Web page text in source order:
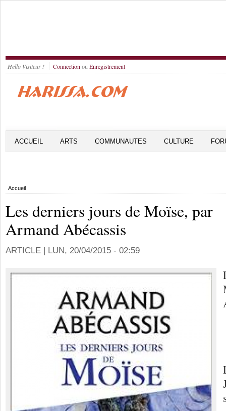
Hello Visiteur ! Connection ou Enregistrement
ACCUEIL ARTS COMMUNAUTES CULTURE
Accueil
Les derniers jours de Moïse, par
Armand Abécassis
ARTICLE | LUN, 20/04/2015 - 02:59